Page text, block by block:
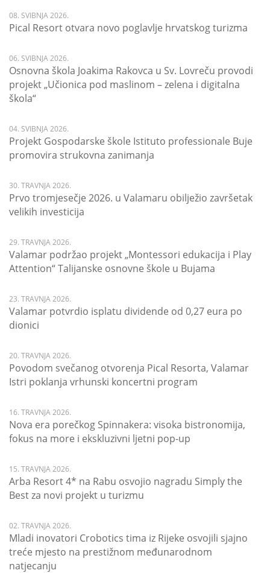
08. SVIBNJA 2026.
Pical Resort otvara novo poglavlje hrvatskog turizma
06. SVIBNJA 2026.
Osnovna škola Joakima Rakovca u Sv. Lovreču provodi
projekt „Učionica pod maslinom – zelena i digitalna
škola“
04. SVIBNJA 2026.
Projekt Gospodarske škole Istituto professionale Buje
promovira strukovna zanimanja
30. TRAVNJA 2026.
Prvo tromjesečje 2026. u Valamaru obilježio završetak
velikih investicija
29. TRAVNJA 2026.
Valamar podržao projekt „Montessori edukacija i Play
Attention“ Talijanske osnovne škole u Bujama
23. TRAVNJA 2026.
Valamar potvrdio isplatu dividende od 0,27 eura po
dionici
20. TRAVNJA 2026.
Povodom svečanog otvorenja Pical Resorta, Valamar
Istri poklanja vrhunski koncertni program
16. TRAVNJA 2026.
Nova era porečkog Spinnakera: visoka bistronomija,
fokus na more i ekskluzivni ljetni pop-up
15. TRAVNJA 2026.
Arba Resort 4* na Rabu osvojio nagradu Simply the
Best za novi projekt u turizmu
02. TRAVNJA 2026.
Mladi inovatori Crobotics tima iz Rijeke osvojili sjajno
treće mjesto na prestižnom međunarodnom
natjecanju